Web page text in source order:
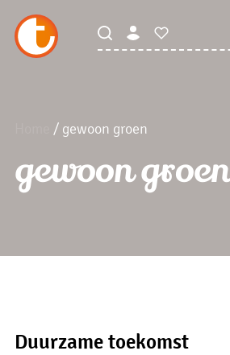
/ gewoon groen
gewoon groen
Duurzame toekomst